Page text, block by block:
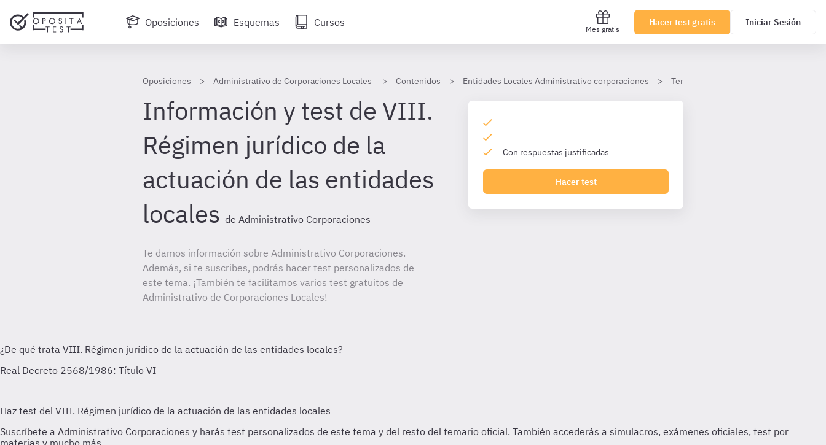
Oposiciones Esquemas Cursos
Mes gratis
Hacer test gratis Iniciar Sesión
Oposiciones Administrativo de Corporaciones Locales Contenidos Entidades Locales Administrativo corporaciones Tema 23. Disposiciones comunes a
Información y test de VIII.
Régimen jurídico de la
actuación de las entidades
locales de Administrativo Corporaciones
Te damos información sobre Administrativo Corporaciones.
Además, si te suscribes, podrás hacer test personalizados de
este tema. ¡También te facilitamos varios test gratuitos de
Administrativo de Corporaciones Locales!
Con respuestas justificadas
Hacer test